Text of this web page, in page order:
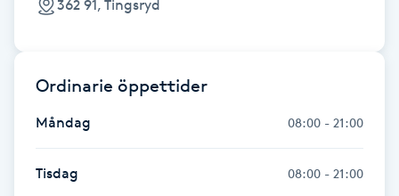
Hot Stone Massage
Hudföryngring
362 91, Tingsryd
Ordinarie öppettider
Måndag 08:00 - 21:00
Tisdag 08:00 - 21:00